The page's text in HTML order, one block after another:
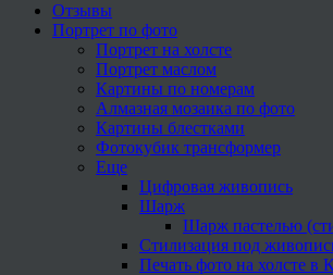
Отзывы
Портрет по фото
Портрет на холсте
Портрет маслом
Картины по номерам
Алмазная мозаика по фото
Картины блестками
Фотокубик трансформер
Еще
Цифровая живопись
Шарж
Шарж пастелью
Стилизация под
Печать фото на холсте в